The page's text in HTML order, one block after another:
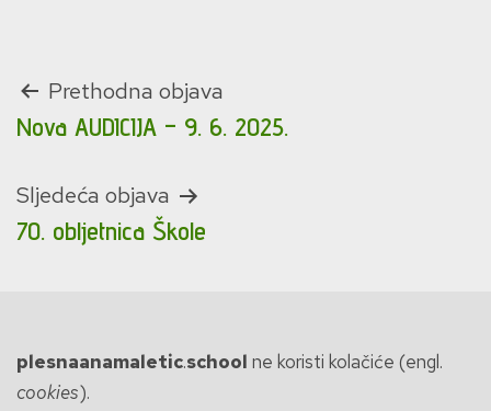
Navigacija
objava
Prethodna objava
Nova AUDICIJA – 9. 6. 2025.
Sljedeća objava
70. obljetnica Škole
plesnaanamaletic.school ne koristi kolačiće (engl.
cookies).